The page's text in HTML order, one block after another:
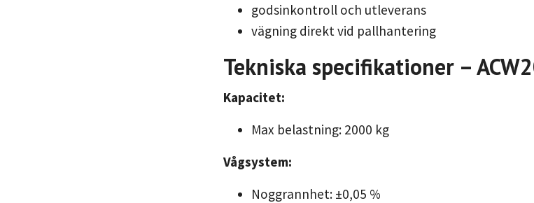
godsinkontroll och utleverans
vägning direkt vid pallhantering
Tekniska specifikationer –
Kapacitet:
Max belastning: 2000 kg
Vågsystem:
Noggrannhet: ±0,05 %